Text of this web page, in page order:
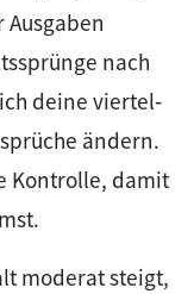
nach
deine viertel‑
ändern.
Kontrolle, damit
moderat steigt,